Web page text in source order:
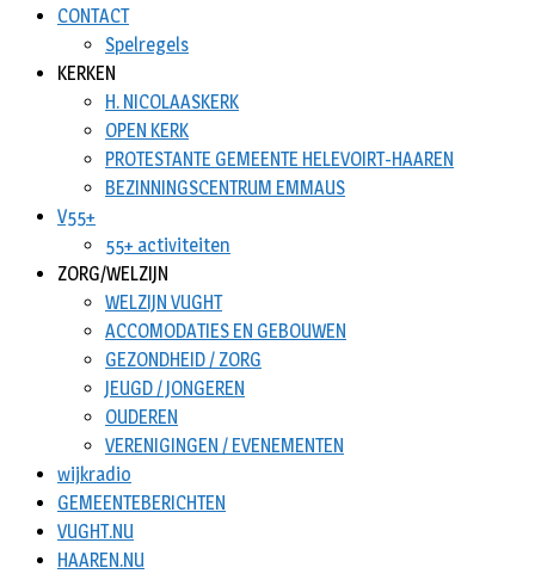
CONTACT
Spelregels
KERKEN
H. NICOLAASKERK
OPEN KERK
PROTESTANTE GEMEENTE HELEVOIRT-HAAREN
BEZINNINGSCENTRUM EMMAUS
V55+
55+ activiteiten
ZORG/WELZIJN
WELZIJN VUGHT
ACCOMODATIES EN GEBOUWEN
GEZONDHEID / ZORG
JEUGD / JONGEREN
OUDEREN
VERENIGINGEN / EVENEMENTEN
wijkradio
GEMEENTEBERICHTEN
VUGHT.NU
HAAREN.NU